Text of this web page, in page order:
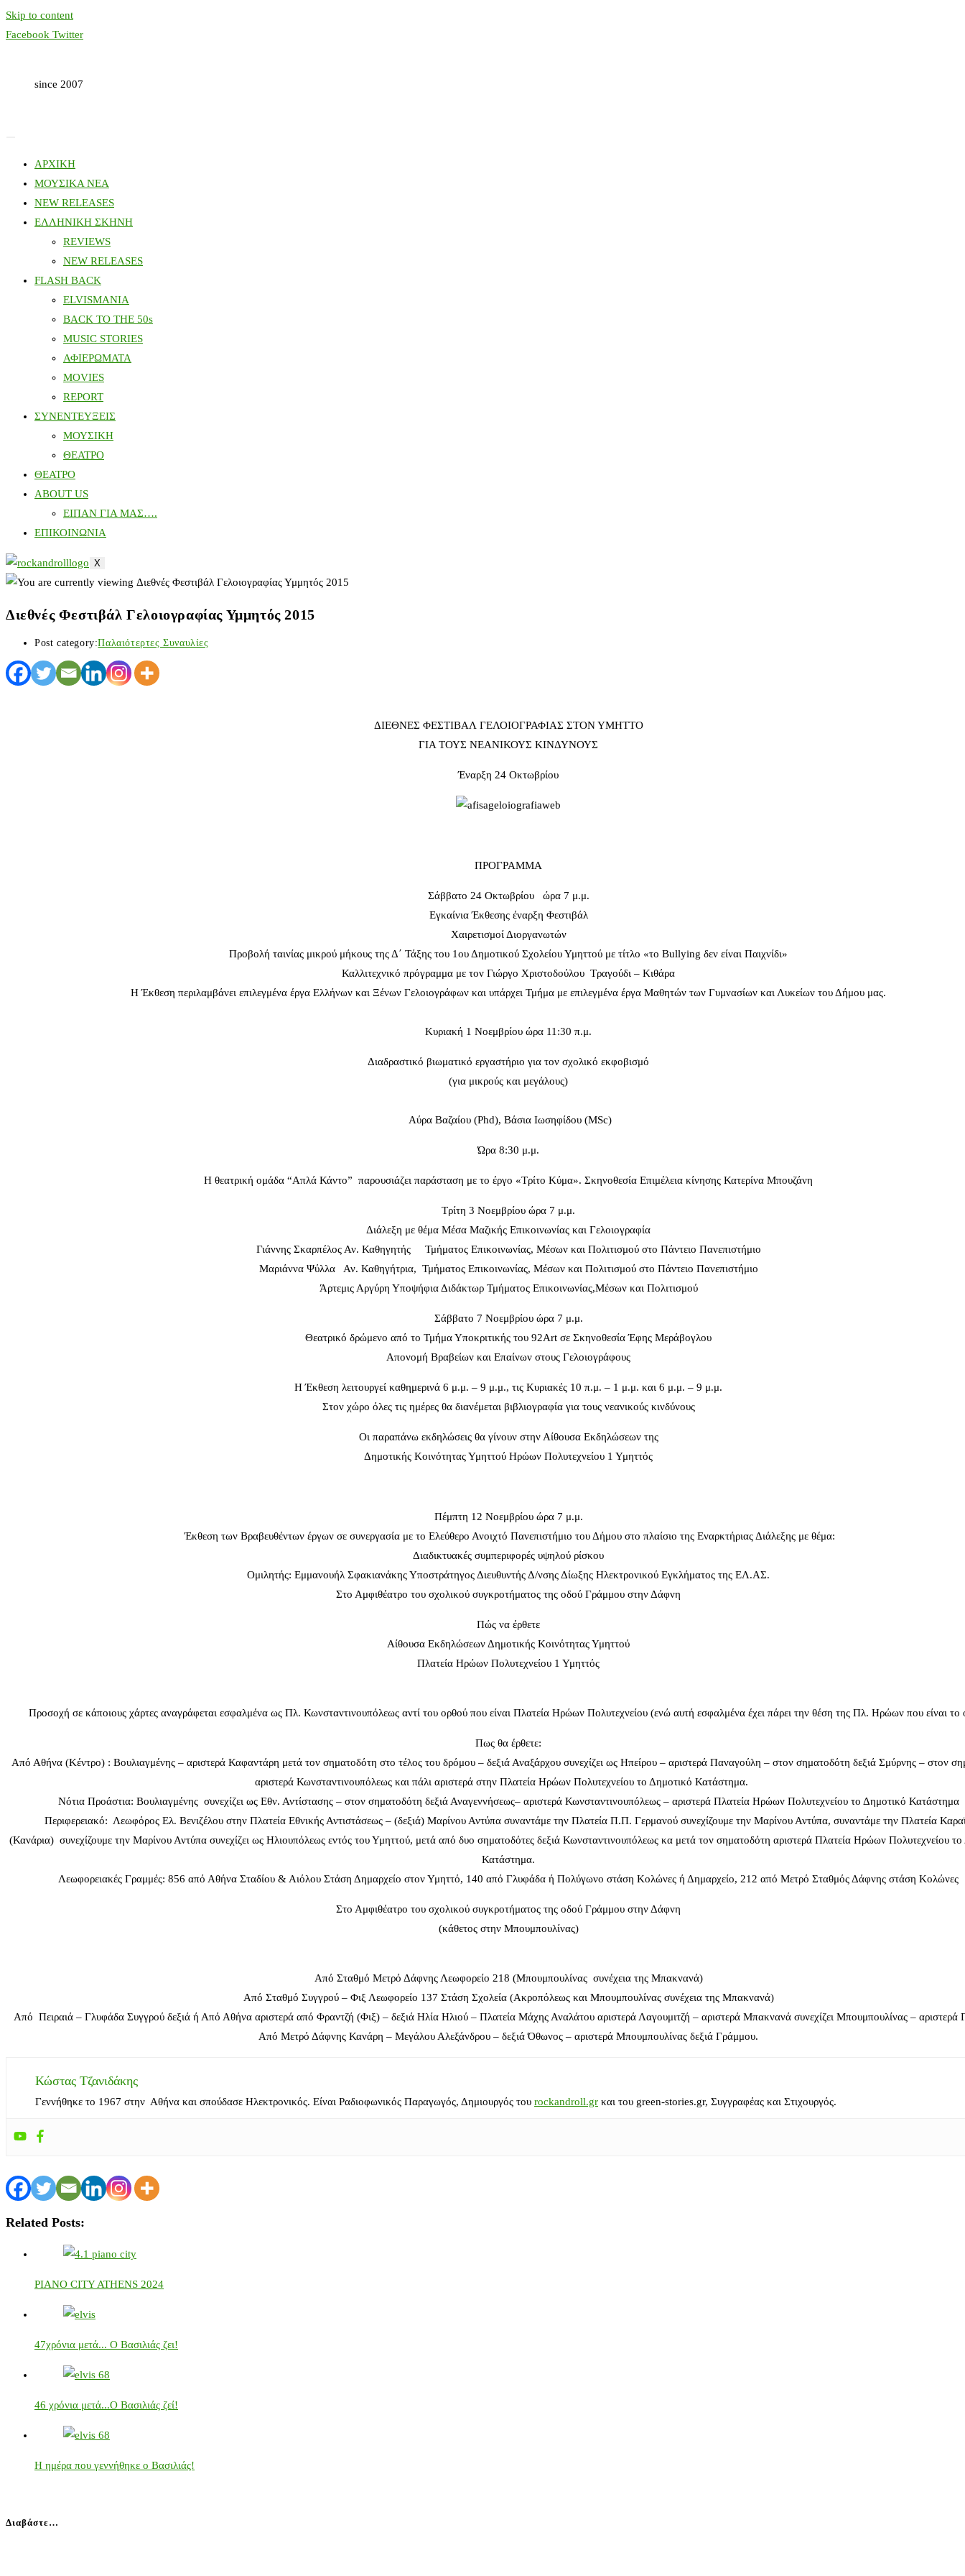
Skip to content
Facebook Twitter
since 2007
ΑΡΧΙΚΗ
ΜΟΥΣΙΚΑ ΝΕΑ
NEW RELEASES
ΕΛΛΗΝΙΚΗ ΣΚΗΝΗ
REVIEWS
NEW RELEASES
FLASH BACK
ELVISMANIA
BACK TO THE 50s
MUSIC STORIES
ΑΦΙΕΡΩΜΑΤΑ
MOVIES
REPORT
ΣΥΝΕΝΤΕΥΞΕΙΣ
ΜΟΥΣΙΚΗ
ΘΕΑΤΡΟ
ΘΕΑΤΡΟ
ABOUT US
ΕΙΠΑΝ ΓΙΑ ΜΑΣ….
ΕΠΙΚΟΙΝΩΝΙΑ
X
Διεθνές Φεστιβάλ Γελοιογραφίας Υμμητός 2015
Post category:Παλαιότερτες Συναυλίες
ΔΙΕΘΝΕΣ ΦΕΣΤΙΒΑΛ ΓΕΛΟΙΟΓΡΑΦΙΑΣ ΣΤΟΝ ΥΜΗΤΤΟ
ΓΙΑ ΤΟΥΣ ΝΕΑΝΙΚΟΥΣ ΚΙΝΔΥΝΟΥΣ
Έναρξη 24 Οκτωβρίου
ΠΡΟΓΡΑΜΜΑ
Σάββατο 24 Οκτωβρίου ώρα 7 μ.μ.
Εγκαίνια Έκθεσης έναρξη Φεστιβάλ
Χαιρετισμοί Διοργανωτών
Προβολή ταινίας μικρού μήκους της Δ΄ Τάξης του 1ου Δημοτικού Σχολείου Υμηττού με τίτλο «το Bullying δεν είναι Παιχνίδι»
Καλλιτεχνικό πρόγραμμα με τον Γιώργο Χριστοδούλου Τραγούδι – Κιθάρα
Η Έκθεση περιλαμβάνει επιλεγμένα έργα Ελλήνων και Ξένων Γελοιογράφων και υπάρχει Τμήμα με επιλεγμένα έργα Μαθητών των Γυμνασίων και Λυκείων του Δήμου μας.
Κυριακή 1 Νοεμβρίου ώρα 11:30 π.μ.
Διαδραστικό βιωματικό εργαστήριο για τον σχολικό εκφοβισμό
(για μικρούς και μεγάλους)
Αύρα Βαζαίου (Phd), Βάσια Ιωσηφίδου (MSc)
Ώρα 8:30 μ.μ.
Η θεατρική ομάδα “Απλά Κάντο” παρουσιάζει παράσταση με το έργο «Τρίτο Κύμα». Σκηνοθεσία Επιμέλεια κίνησης Κατερίνα Μπουζάνη
Τρίτη 3 Νοεμβρίου ώρα 7 μ.μ.
Διάλεξη με θέμα Μέσα Μαζικής Επικοινωνίας και Γελοιογραφία
Γιάννης Σκαρπέλος Αν. Καθηγητής Τμήματος Επικοινωνίας, Μέσων και Πολιτισμού στο Πάντειο Πανεπιστήμιο
Μαριάννα Ψύλλα Αν. Καθηγήτρια, Τμήματος Επικοινωνίας, Μέσων και Πολιτισμού στο Πάντειο Πανεπιστήμιο
Άρτεμις Αργύρη Υποψήφια Διδάκτωρ Τμήματος Επικοινωνίας,Μέσων και Πολιτισμού
Σάββατο 7 Νοεμβρίου ώρα 7 μ.μ.
Θεατρικό δρώμενο από το Τμήμα Υποκριτικής του 92Art σε Σκηνοθεσία Έφης Μεράβογλου
Απονομή Βραβείων και Επαίνων στους Γελοιογράφους
Η Έκθεση λειτουργεί καθημερινά 6 μ.μ. – 9 μ.μ., τις Κυριακές 10 π.μ. – 1 μ.μ. και 6 μ.μ. – 9 μ.μ.
Στον χώρο όλες τις ημέρες θα διανέμεται βιβλιογραφία για τους νεανικούς κινδύνους
Οι παραπάνω εκδηλώσεις θα γίνουν στην Αίθουσα Εκδηλώσεων της
Δημοτικής Κοινότητας Υμηττού Ηρώων Πολυτεχνείου 1 Υμηττός
Πέμπτη 12 Νοεμβρίου ώρα 7 μ.μ.
Έκθεση των Βραβευθέντων έργων σε συνεργασία με το Ελεύθερο Ανοιχτό Πανεπιστήμιο του Δήμου στο πλαίσιο της Εναρκτήριας Διάλεξης με θέμα:
Διαδικτυακές συμπεριφορές υψηλού ρίσκου
Ομιλητής: Εμμανουήλ Σφακιανάκης Υποστράτηγος Διευθυντής Δ/νσης Δίωξης Ηλεκτρονικού Εγκλήματος της ΕΛ.ΑΣ.
Στο Αμφιθέατρο του σχολικού συγκροτήματος της οδού Γράμμου στην Δάφνη
Πώς να έρθετε
Αίθουσα Εκδηλώσεων Δημοτικής Κοινότητας Υμηττού
Πλατεία Ηρώων Πολυτεχνείου 1 Υμηττός
Προσοχή σε κάποιους χάρτες αναγράφεται εσφαλμένα ως Πλ. Κωνσταντινουπόλεως αντί του ορθού που είναι Πλατεία Ηρώων Πολυτεχνείου (ενώ αυτή εσφαλμένα έχει πάρει την θέση της Πλ. Ηρώων που είναι το
Πως θα έρθετε:
Από Αθήνα (Κέντρο) : Βουλιαγμένης – αριστερά Καφαντάρη μετά τον σηματοδότη στο τέλος του δρόμου – δεξιά Αναξάρχου συνεχίζει ως Ηπείρου – αριστερά Παναγούλη – στον σηματοδότη δεξιά Σμύρνης – στον
αριστερά Κωνσταντινουπόλεως και πάλι αριστερά στην Πλατεία Ηρώων Πολυτεχνείου το Δημοτικό Κατάστημα.
Νότια Προάστια: Βουλιαγμένης συνεχίζει ως Εθν. Αντίστασης – στον σηματοδότη δεξιά Αναγεννήσεως– αριστερά Κωνσταντινουπόλεως – αριστερά Πλατεία Ηρώων Πολυτεχνείου το Δημοτικό Κατάστημα
Περιφερειακό: Λεωφόρος Ελ. Βενιζέλου στην Πλατεία Εθνικής Αντιστάσεως – (δεξιά) Μαρίνου Αντύπα συναντάμε την Πλατεία Π.Π. Γερμανού συνεχίζουμε την Μαρίνου Αντύπα, συναντάμε την Πλατεία
(Κανάρια) συνεχίζουμε την Μαρίνου Αντύπα συνεχίζει ως Ηλιουπόλεως εντός του Υμηττού, μετά από δυο σηματοδότες δεξιά Κωνσταντινουπόλεως κα μετά τον σηματοδότη αριστερά Πλατεία Ηρώων Πολυτεχνείου
Κατάστημα.
Λεωφορειακές Γραμμές: 856 από Αθήνα Σταδίου & Αιόλου Στάση Δημαρχείο στον Υμηττό, 140 από Γλυφάδα ή Πολύγωνο στάση Κολώνες ή Δημαρχείο, 212 από Μετρό Σταθμός Δάφνης στάση Κολώνες
Στο Αμφιθέατρο του σχολικού συγκροτήματος της οδού Γράμμου στην Δάφνη
(κάθετος στην Μπουμπουλίνας)
Από Σταθμό Μετρό Δάφνης Λεωφορείο 218 (Μπουμπουλίνας συνέχεια της Μπακνανά)
Από Σταθμό Συγγρού – Φιξ Λεωφορείο 137 Στάση Σχολεία (Ακροπόλεως και Μπουμπουλίνας συνέχεια της Μπακνανά)
Από Πειραιά – Γλυφάδα Συγγρού δεξιά ή Από Αθήνα αριστερά από Φραντζή (Φιξ) – δεξιά Ηλία Ηλιού – Πλατεία Μάχης Αναλάτου αριστερά Λαγουμιτζή – αριστερά Μπακνανά συνεχίζει Μπουμπουλίνας – αριστερά
Από Μετρό Δάφνης Κανάρη – Μεγάλου Αλεξάνδρου – δεξιά Όθωνος – αριστερά Μπουμπουλίνας δεξιά Γράμμου.
Κώστας Τζανιδάκης
Γεννήθηκε το 1967 στην Αθήνα και σπούδασε Ηλεκτρονικός. Είναι Ραδιοφωνικός Παραγωγός, Δημιουργός του rockandroll.gr και του green-stories.gr, Συγγραφέας και Στιχουργός.
Related Posts:
PIANO CITY ATHENS 2024
47χρόνια μετά... Ο Βασιλιάς ζει!
46 χρόνια μετά...Ο Βασιλιάς ζεί!
Η ημέρα που γεννήθηκε ο Βασιλιάς!
Διαβάστε…